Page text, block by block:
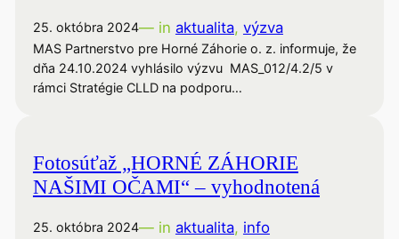
25. októbra 2024— in aktualita, výzva
MAS Partnerstvo pre Horné Záhorie o. z. informuje, že
dňa 24.10.2024 vyhlásilo výzvu MAS_012/4.2/5 v
rámci Stratégie CLLD na podporu…
Fotosúťaž „HORNÉ ZÁHORIE
NAŠIMI OČAMI“ – vyhodnotená
25. októbra 2024— in aktualita, info